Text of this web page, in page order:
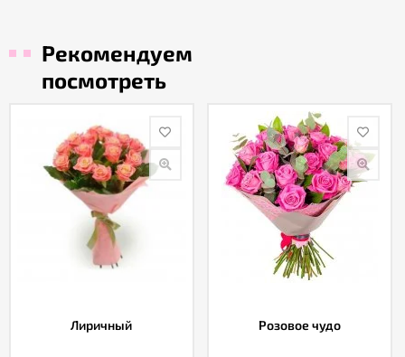
Рекомендуем
посмотреть
Лиричный Розовое чудо